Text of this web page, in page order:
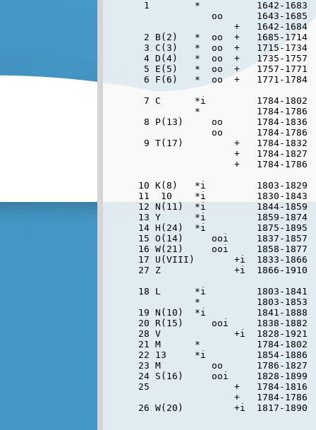
1        *          1642-1683
oo      1643-1685
+   1642-1684
2 B(2)   *  oo  +   1685-1714
3 C(3)   *  oo  +   1715-1734
4 D(4)   *  oo  +   1735-1757
5 E(5)   *  oo  +   1757-1771
6 F(6)   *  oo  +   1771-1784
7 C      *i         1784-1802
*          1784-1786
8 P(13)     oo      1784-1836
oo      1784-1786
9 T(17)         +   1784-1832
+   1784-1827
+   1784-1786
10 K(8)   *i         1803-1829
11  10    *i         1830-1843
12 N(11)  *i         1844-1859
13 Y      *i         1859-1874
14 H(24)  *i         1875-1895
15 O(14)     ooi     1837-1857
16 W(21)     ooi     1858-1877
17 U(VIII)       +i  1833-1866
27 Z             +i  1866-1910
18 L      *i         1803-1841
*          1803-1853
19 N(10)  *i         1841-1888
20 R(15)     ooi     1838-1882
28 V             +i  1828-1921
21 M      *          1784-1802
22 13     *i         1854-1886
23 M         oo      1786-1827
24 S(16)     ooi     1828-1899
25               +   1784-1816
+   1784-1786